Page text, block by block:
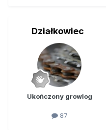
Działkowiec
Ukończony growlog
87